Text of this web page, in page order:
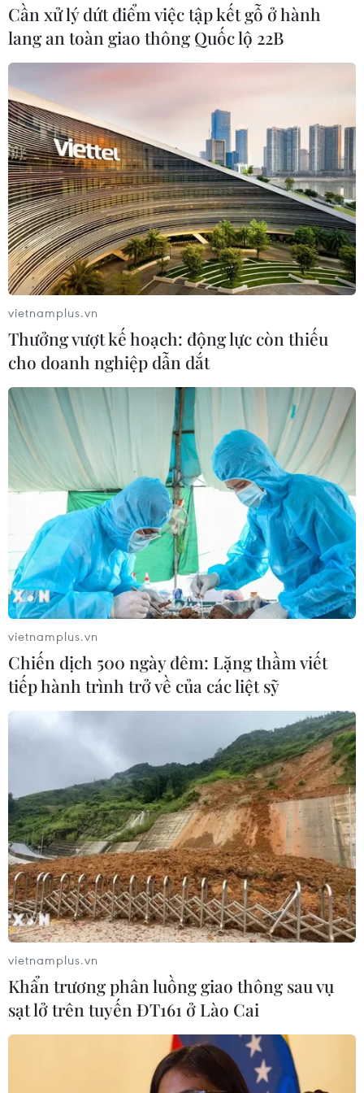
Nga giới thiệu nhiều vũ khí hiện đại tại
Triển lãm quốc phòng ở UAE
21/02/2023 08:50
Tại Triển lãm quốc phòng quốc tế (IDEX) 2023 diễn ra tại
Abu Dhabi, nhà xuất khẩu vũ khí Rosoboronexport của
Nga đã giới thiệu hơn 200 mẫu vũ khí, đạn dược và khí
tài quân sự.
Cần xử lý dứt điểm việc tập kết gỗ ở hành
lang an toàn giao thông Quốc lộ 22B
vietnamplus.vn
Thưởng vượt kế hoạch: động lực còn thiếu
cho doanh nghiệp dẫn dắt
vietnamplus.vn
Chiến dịch 500 ngày đêm: Lặng thầm viết
tiếp hành trình trở về của các liệt sỹ
vietnamplus.vn
Khẩn trương phân luồng giao thông sau vụ
sạt lở trên tuyến ĐT161 ở Lào Cai